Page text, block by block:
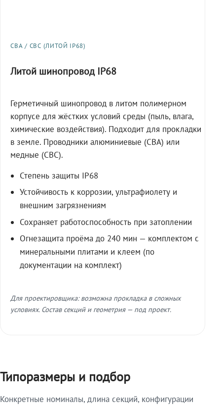
СВА / СВС (ЛИТОЙ IP68)
Литой шинопровод IP68
Герметичный шинопровод в литом полимерном
корпусе для жёстких условий среды (пыль, влага,
химические воздействия). Подходит для прокладки
в земле. Проводники алюминиевые (СВА) или
медные (СВС).
Степень защиты IP68
Устойчивость к коррозии, ультрафиолету и
внешним загрязнениям
Сохраняет работоспособность при затоплении
Огнезащита проёма до 240 мин — комплектом с
минеральными плитами и клеем (по
документации на комплект)
Для проектировщика: возможна прокладка в сложных
условиях. Состав секций и геометрия — под проект.
Типоразмеры и подбор
Конкретные номиналы, длина секций, конфигурации